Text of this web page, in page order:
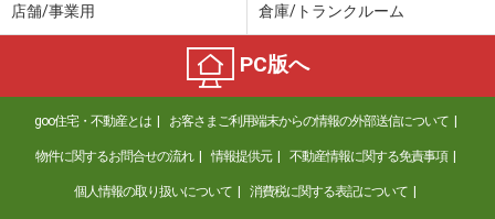
店舗/事業用 倉庫/トランクルーム
PC版へ
goo住宅・不動産とは お客さまご利用端末からの情報の外部送信について
物件に関するお問合せの流れ 情報提供元 不動産情報に関する免責事項
個人情報の取り扱いについて 消費税に関する表記について